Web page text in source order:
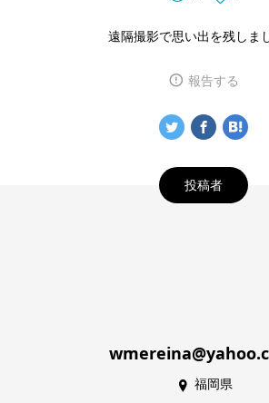
遠隔撮影で思い出を残しま
報告する
投稿者
福岡県